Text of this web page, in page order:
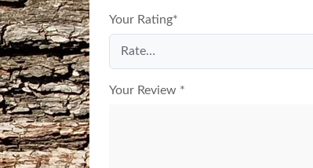
Your Rating*
Your Review *